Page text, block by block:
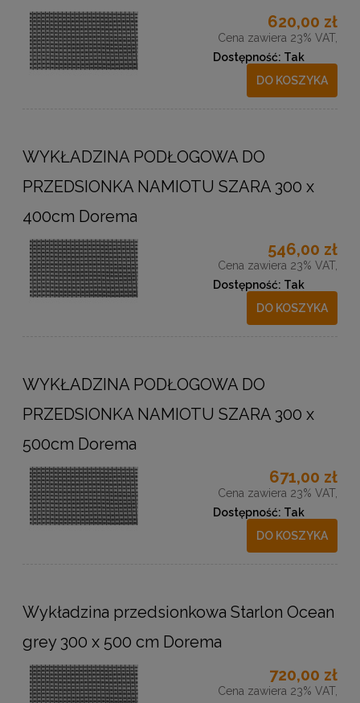
620,00 zł
Cena zawiera 23% VAT,
Dostępność: Tak
DO KOSZYKA
WYKŁADZINA PODŁOGOWA DO
PRZEDSIONKA NAMIOTU SZARA 300 x
400cm Dorema
546,00 zł
Cena zawiera 23% VAT,
Dostępność: Tak
DO KOSZYKA
WYKŁADZINA PODŁOGOWA DO
PRZEDSIONKA NAMIOTU SZARA 300 x
500cm Dorema
671,00 zł
Cena zawiera 23% VAT,
Dostępność: Tak
DO KOSZYKA
Wykładzina przedsionkowa Starlon Ocean
grey 300 x 500 cm Dorema
720,00 zł
Cena zawiera 23% VAT,